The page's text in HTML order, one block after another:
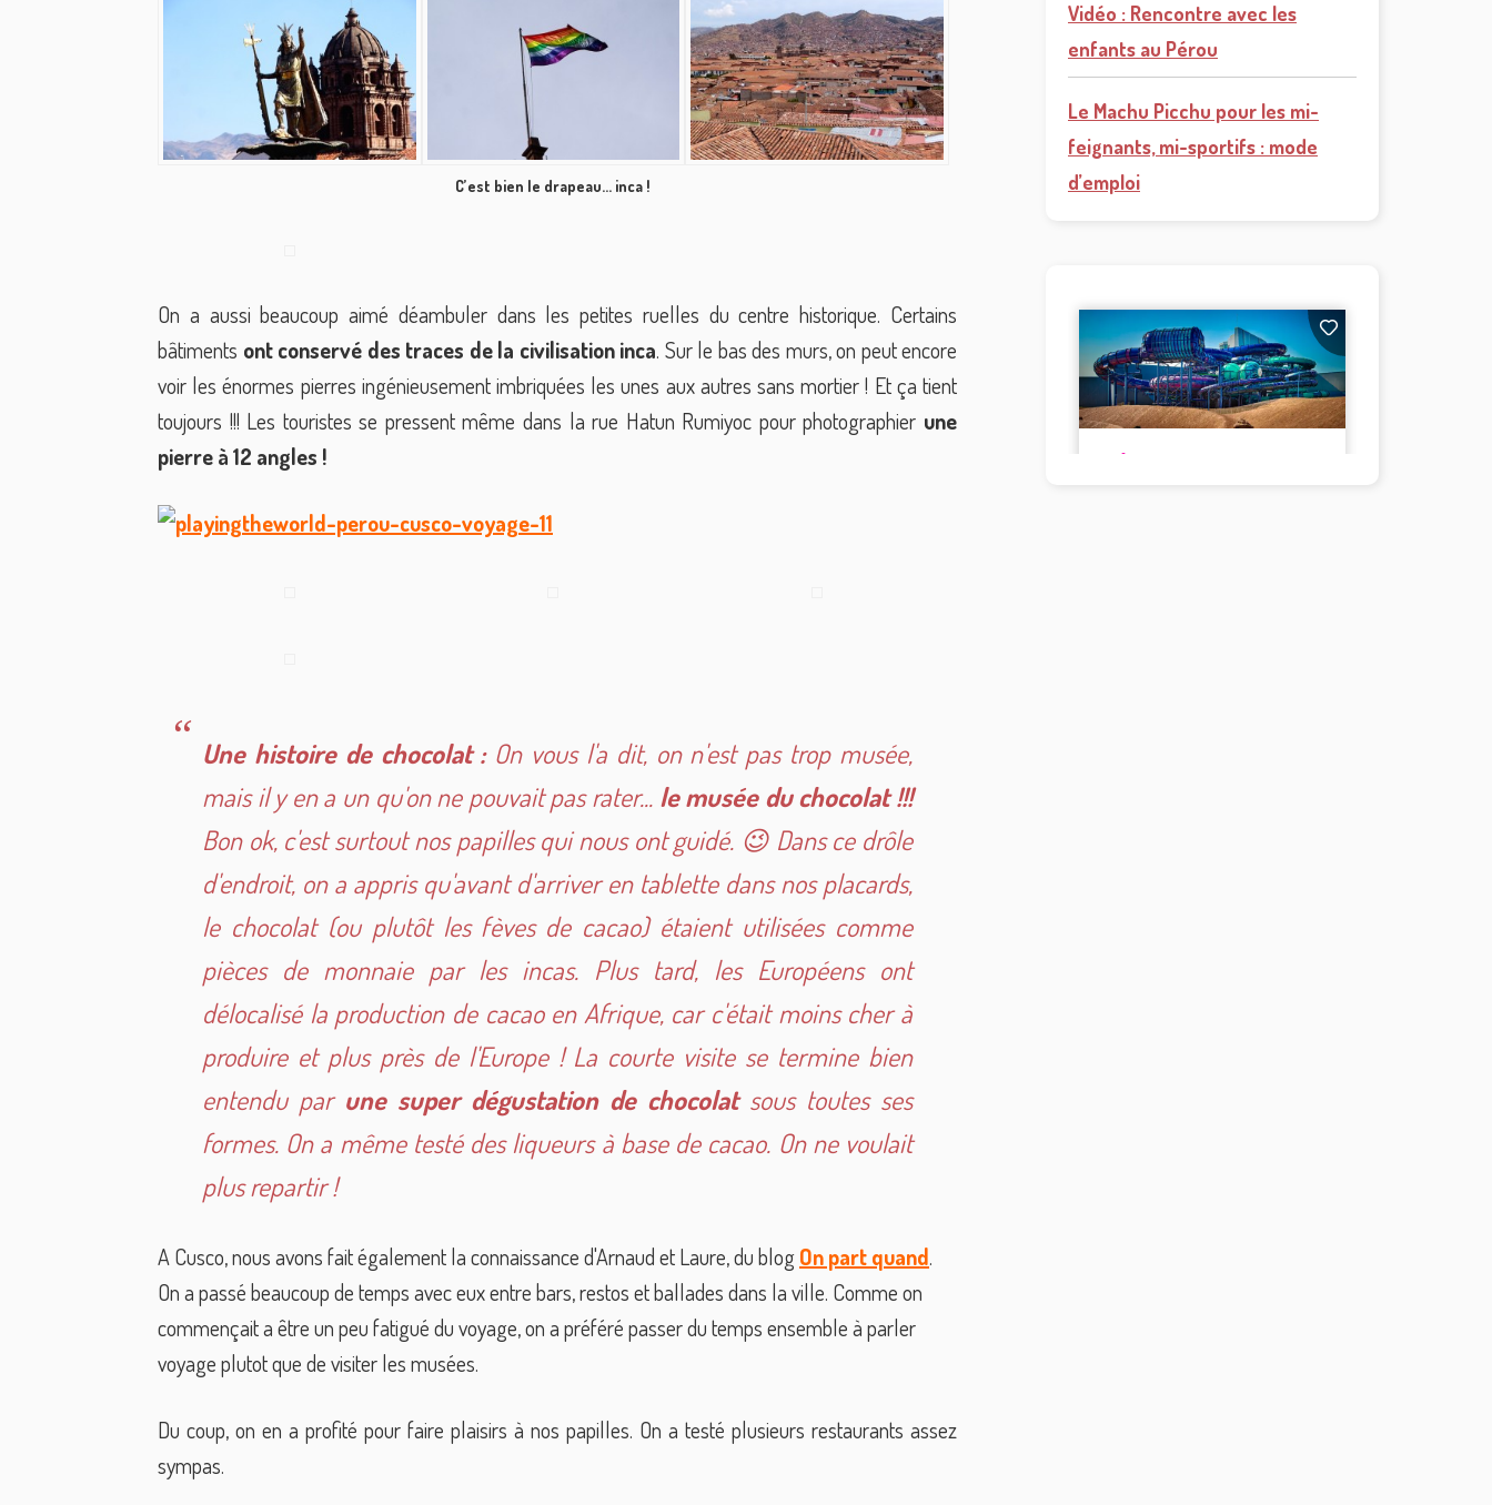
C’est bien le drapeau… inca !
On a aussi beaucoup aimé déambuler dans les petites ruelles du centre historique. Certains
bâtiments ont conservé des traces de la civilisation inca. Sur le bas des murs, on peut encore
voir les énormes pierres ingénieusement imbriquées les unes aux autres sans mortier ! Et ça tient
toujours !!! Les touristes se pressent même dans la rue Hatun Rumiyoc pour photographier une
pierre à 12 angles !
Une histoire de chocolat :On vous l'a dit, on n'est pas trop musée,
mais il y en a un qu'on ne pouvait pas rater... le musée du chocolat !!!
Bon ok, c'est surtout nos papilles qui nous ont guidé. 😉 Dans ce drôle
d'endroit, on a appris qu'avant d'arriver en tablette dans nos placards,
le chocolat (ou plutôt les fèves de cacao) étaient utilisées comme
pièces de monnaie par les incas. Plus tard, les Européens ont
délocalisé la production de cacao en Afrique, car c'était moins cher à
produire et plus près de l'Europe ! La courte visite se termine bien
entendu par une super dégustation de chocolatsous toutes ses
formes. On a même testé des liqueurs à base de cacao. On ne voulait
plus repartir !
A Cusco, nous avons fait également la connaissance d'Arnaud et Laure, du blogOn part quand.
On a passé beaucoup de temps avec eux entre bars, restos et ballades dans la ville. Comme on
commençait a être un peu fatigué du voyage, on a préféré passer du temps ensemble à parler
voyage plutot que de visiter les musées.
Du coup, on en a profité pour faire plaisirs à nos papilles. On a testé plusieurs restaurants assez
sympas.
Vidéo : Rencontre avec les
enfants au Pérou
Le Machu Picchu pour les mi-
feignants, mi-sportifs : mode
d’emploi